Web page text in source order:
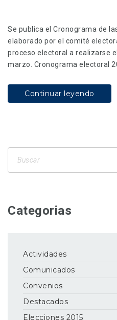
Se publica el Cronograma de
elaborado por el comité
proceso electoral a realizarse
marzo. Cronograma electoral
Continuar leyendo
Categorias
Actividades
Comunicados
Convenios
Destacados
Elecciones 2015